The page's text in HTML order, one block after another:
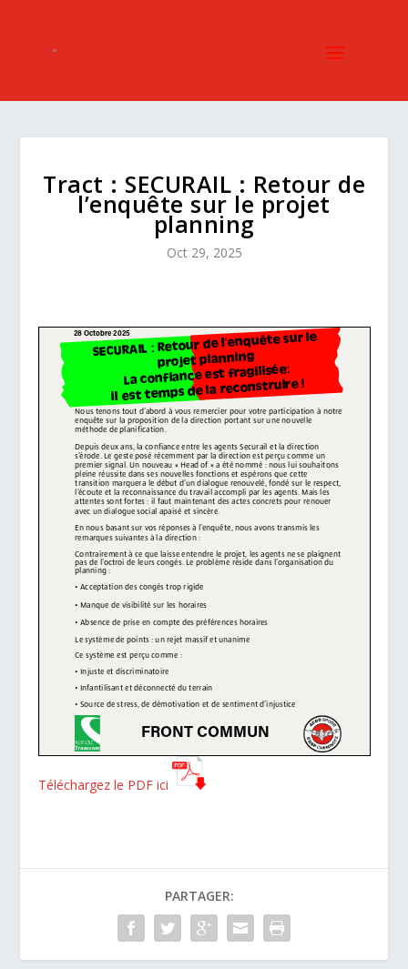
Tract : SECURAIL : Retour de
l’enquête sur le projet
planning
Oct 29, 2025
Téléchargez le PDF ici
PARTAGER: